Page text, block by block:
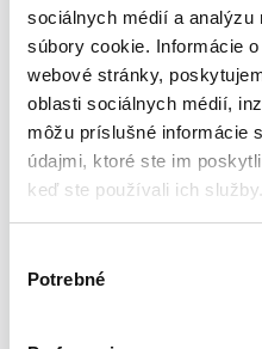
sociálnych médií a analýzu
súbory cookie. Informácie
webové stránky,
oblasti sociálnych médií,
môžu príslušné informácie
údajmi, ktoré ste im
keď ste používali ich služby.
Potrebné
Rotačný zverák, 200 mm |
uchytenie materiálu pri
Zverák je vyrobený z
zveráka s protišmykovými
Odolná a pevná konštrukcia
vybraný predmet vo zveráku a